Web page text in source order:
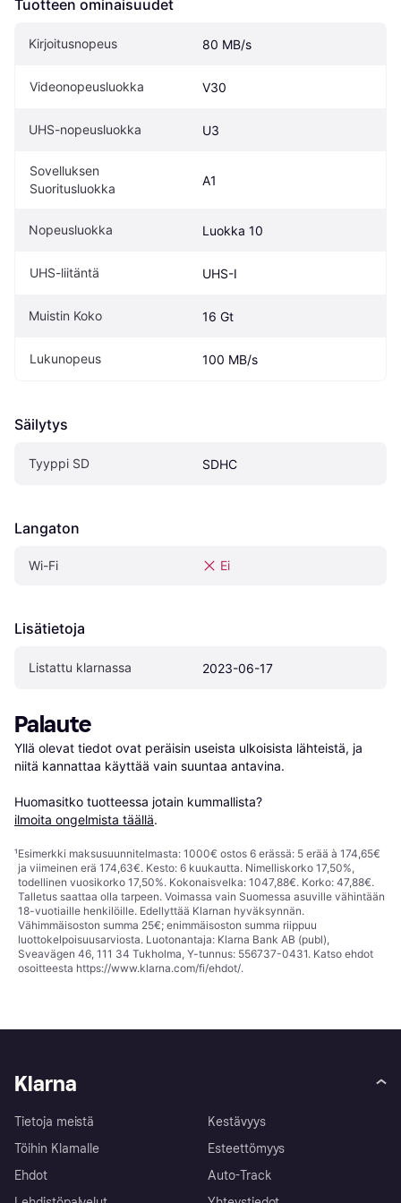
Tuotteen ominaisuudet
Kirjoitusnopeus 80 MB/s
Videonopeusluokka V30
UHS-nopeusluokka U3
Sovelluksen
Suoritusluokka
A1
Nopeusluokka Luokka 10
UHS-liitäntä UHS-I
Muistin Koko 16 Gt
Lukunopeus 100 MB/s
Säilytys
Tyyppi SD SDHC
Langaton
Wi-Fi Ei
Lisätietoja
Listattu klarnassa 2023-06-17
Palaute
Yllä olevat tiedot ovat peräisin useista ulkoisista lähteistä, ja
niitä kannattaa käyttää vain suuntaa antavina.
Huomasitko tuotteessa jotain kummallista?
ilmoita ongelmista täällä.
¹Esimerkki maksusuunnitelmasta: 1000€ ostos 6 erässä: 5 erää à 174,65€
ja viimeinen erä 174,63€. Kesto: 6 kuukautta. Nimelliskorko 17,50%,
todellinen vuosikorko 17,50%. Kokonaisvelka: 1047,88€. Korko: 47,88€.
Talletus saattaa olla tarpeen. Voimassa vain Suomessa asuville vähintään
18-vuotiaille henkilöille. Edellyttää Klarnan hyväksynnän.
Vähimmäisoston summa 25€; enimmäisoston summa riippuu
luottokelpoisuusarviosta. Luotonantaja: Klarna Bank AB (publ),
Sveavägen 46, 111 34 Tukholma, Y-tunnus: 556737-0431. Katso ehdot
osoitteesta https://www.klarna.com/fi/ehdot/.
Klarna
Tietoja meistä
Töihin Klarnalle
Ehdot
Kestävyys
Esteettömyys
Auto-Track